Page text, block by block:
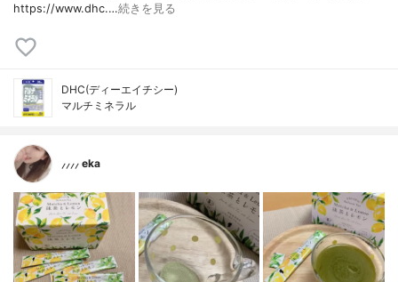
https://www.dhc.…続きを見る
DHC(ディーエイチシー)
マルチミネラル
⸝⸝⸝⸝ eka